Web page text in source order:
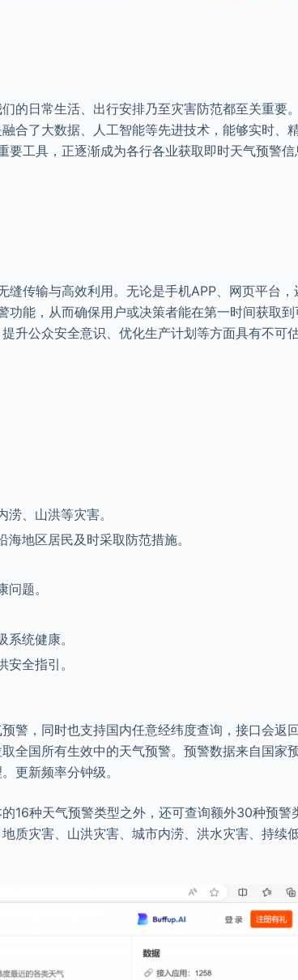
的日常生活、出行安排乃至灾害防范都至关重要。
合了大数据、人工智能等先进技术，能够实时、
工具，正逐渐成为各行各业获取即时天气预警信
缝传输与高效利用。无论是手机APP、网页平台，
功能，从而确保用户或决策者能在第一时间获取到
升公众安全意识、优化生产计划等方面具有不可
、山洪等灾害。
地区居民及时采取防范措施。
题。
统健康。
全指引。
警，同时也支持国内任意经纬度查询，接口会返
全国所有生效中的天气预警。预警数据来自国家
更新频率分钟级。
16种天气预警类型之外，还可查询额外30种预警
质灾害、山洪灾害、城市内涝、洪水灾害、持续